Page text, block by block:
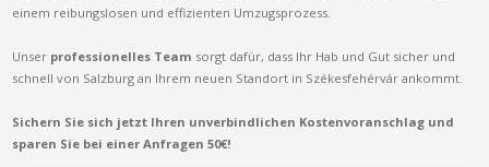
einem reibungslosen und effizienten Umzugsprozess.
Unser professionelles Team sorgt dafür, dass Ihr Hab und Gut sicher und
schnell von Salzburg an Ihrem neuen Standort in Székesfehérvár ankommt.
Sichern Sie sich jetzt Ihren unverbindlichen Kostenvoranschlag und
sparen Sie bei einer Anfragen 50€!